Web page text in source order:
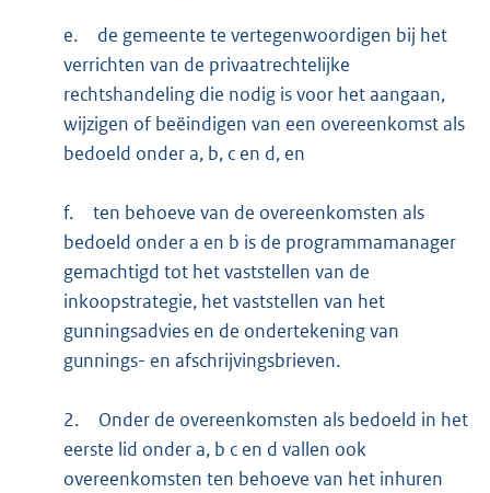
e.
de gemeente te vertegenwoordigen bij het
verrichten van de privaatrechtelijke
rechtshandeling die nodig is voor het aangaan,
wijzigen of beëindigen van een overeenkomst als
bedoeld onder a, b, c en d, en
f.
ten behoeve van de overeenkomsten als
bedoeld onder a en b is de programmamanager
gemachtigd tot het vaststellen van de
inkoopstrategie, het vaststellen van het
gunningsadvies en de ondertekening van
gunnings- en afschrijvingsbrieven.
2.
Onder de overeenkomsten als bedoeld in het
eerste lid onder a, b c en d vallen ook
overeenkomsten ten behoeve van het inhuren